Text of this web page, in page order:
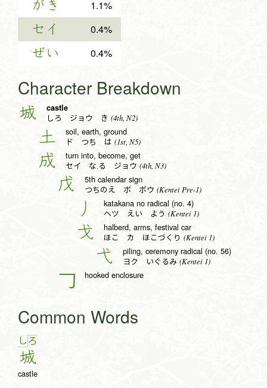
がき 1.1%
セイ 0.4%
ぜい 0.4%
Character Breakdown
城 castle
しろ ジョウ き (4th, N2)
土 soil, earth, ground
ド つち は (1st, N5)
成 turn into, become, get
セイ な.る ジョウ (4th, N3)
戊 5th calendar sign
つちのえ ボ ボウ (Kentei Pre-1)
丿 katakana no radical (no. 4)
ヘツ えい よう (Kentei 1)
戈 halberd, arms, festival car
ほこ カ ほこづくり (Kentei 1)
弋 piling, ceremony radical (no. 56)
ヨク いぐるみ (Kentei 1)
𠃌 hooked enclosure
Common Words
しろ
城
castle